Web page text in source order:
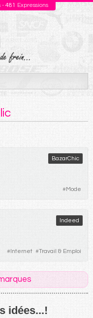
- 481 Expressions
BazarChic
#Mode
Indeed
#Internet #Travail & Emploi
idées...!